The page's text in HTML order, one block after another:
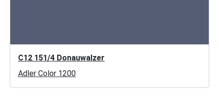
C12 151/4 Donauwalzer
Adler Color 1200